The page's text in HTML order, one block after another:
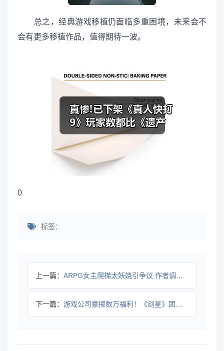
总之，经典游戏移植仍面临多重困境，未来会不
会有更多移植作品，值得期待一波。
0
标签：
上一篇： ARPG女主爬梯太妖娆引争议 作者调优动作更懂玩家心理
下一篇： 游戏公司豪掷数万福利！《剑星》团队全员获苹果套装现金